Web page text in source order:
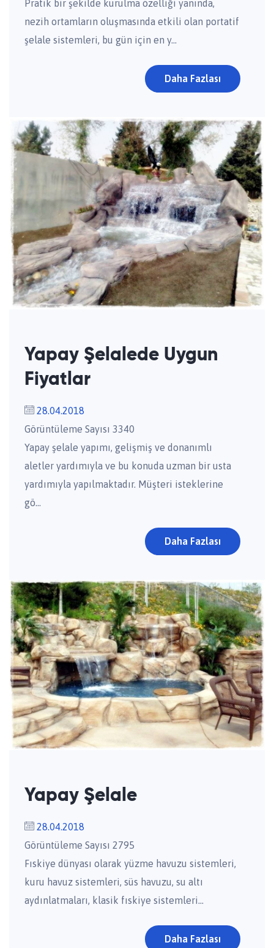
Pratik bir şekilde kurulma özelliği yanında,
nezih ortamların oluşmasında etkili olan portatif
şelale sistemleri, bu gün için en y...
Daha Fazlası
Yapay Şelalede Uygun
Fiyatlar
28.04.2018
Görüntüleme Sayısı 3340
Yapay şelale yapımı, gelişmiş ve donanımlı
aletler yardımıyla ve bu konuda uzman bir usta
yardımıyla yapılmaktadır. Müşteri isteklerine
gö...
Daha Fazlası
Yapay Şelale
28.04.2018
Görüntüleme Sayısı 2795
Fıskiye dünyası olarak yüzme havuzu sistemleri,
kuru havuz sistemleri, süs havuzu, su altı
aydınlatmaları, klasik fıskiye sistemleri...
Daha Fazlası